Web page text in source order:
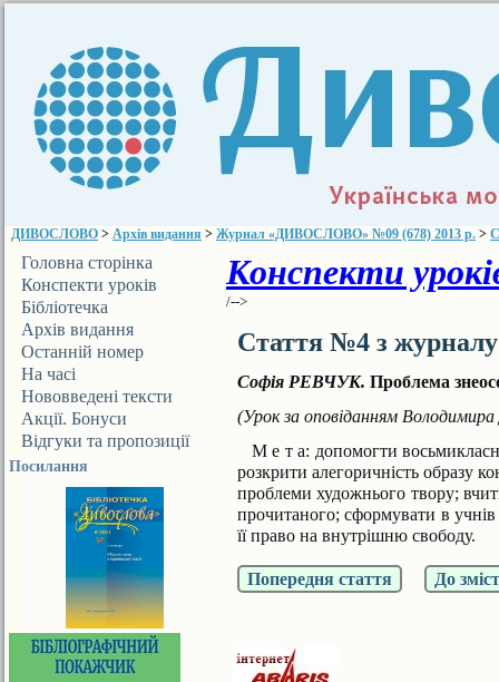
ДИВОСЛОВО > Архів видання > Журнал «ДИВОСЛОВО» №09 (678) 2013 р. >
Головна сторінка
Конспекти уроків
Бібліотечка
ДИВОСЛОВА
Архів видання
Останній номер
На часі
Нововведені тексти
Акції. Бонуси
Відгуки та пропозиції
Посилання
Конспекти
/-->
Стаття №4 з
Софія РЕВЧУК. Проблема
(Урок за оповіданням
М е т а: допомогти
розкрити алегоричнiсть образу
проблеми художнього твору;
прочитаного; сформувати в учнiв
її право на внутрiшню свободу.
Попередня стаття До